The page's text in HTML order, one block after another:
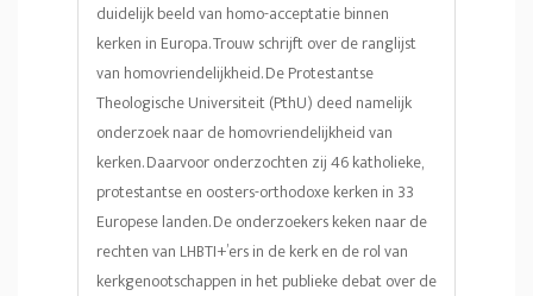
duidelijk beeld van homo-acceptatie binnen
kerken in Europa. Trouw schrijft over de ranglijst
van homovriendelijkheid. De Protestantse
Theologische Universiteit (PthU) deed namelijk
onderzoek naar de homovriendelijkheid van
kerken. Daarvoor onderzochten zij 46 katholieke,
protestantse en oosters-orthodoxe kerken in 33
Europese landen. De onderzoekers keken naar de
rechten van LHBTI+’ers in de kerk en de rol van
kerkgenootschappen in het publieke debat over de